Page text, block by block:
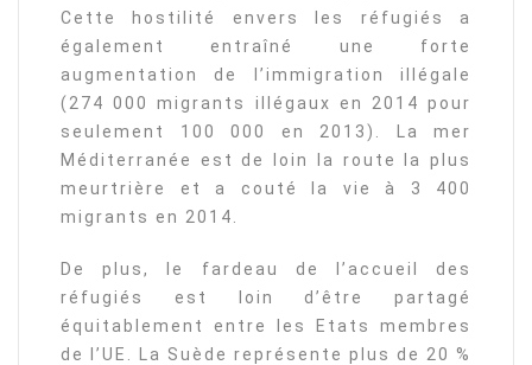
Cette hostilité envers les réfugiés a
également entraîné une forte
augmentation de l’immigration illégale
(274 000 migrants illégaux en 2014 pour
seulement 100 000 en 2013). La mer
Méditerranée est de loin la route la plus
meurtrière et a couté la vie à 3 400
migrants en 2014.
De plus, le fardeau de l’accueil des
réfugiés est loin d’être partagé
équitablement entre les Etats membres
de l’UE. La Suède représente plus de 20 %